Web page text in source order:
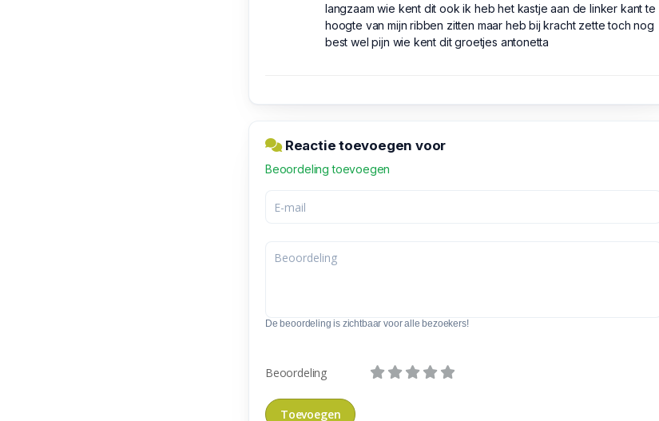
langzaam wie kent dit ook ik heb het kastje aan de linker kant te
hoogte van mijn ribben zitten maar heb bij kracht zette toch nog
best wel pijn wie kent dit groetjes antonetta
Reactie toevoegen voor
Beoordeling toevoegen
De beoordeling is zichtbaar voor alle bezoekers!
Beoordeling